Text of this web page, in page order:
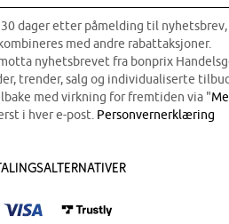
dager etter påmelding til
med andre rabattaksjoner.
nyhetsbrevet fra bonprix
trender, salg og individualiserte
med virkning for fremtiden via "
i hver e-post. Personvernerklæring